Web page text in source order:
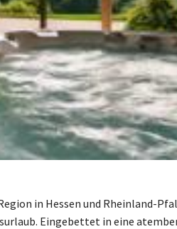
in Hessen und Rheinland-
Eingebettet in eine